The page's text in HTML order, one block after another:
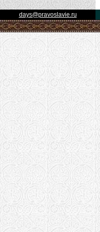
days@pravoslavie.ru